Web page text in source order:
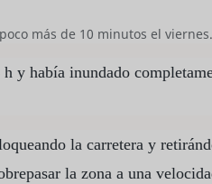
más de 10 minutos el viernes.
y había inundado
la carretera y
la zona a una